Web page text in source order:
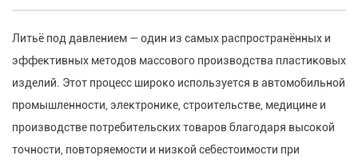
Литьё под давлением — один из самых распространённых и
эффективных методов массового производства пластиковых
изделий. Этот процесс широко используется в автомобильной
промышленности, электронике, строительстве, медицине и
производстве потребительских товаров благодаря высокой
точности, повторяемости и низкой себестоимости при